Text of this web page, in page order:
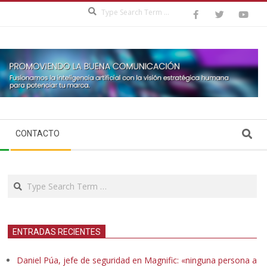
CONTACTO Search
Search
ENTRADAS RECIENTES
Daniel Púa, jefe de seguridad en Magnific: «ninguna persona a